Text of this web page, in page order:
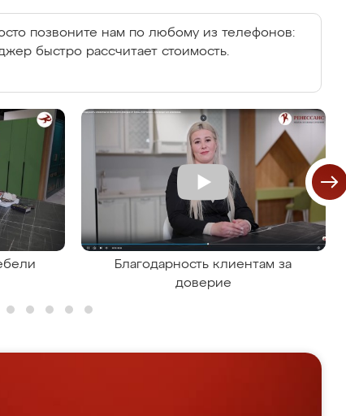
позвоните нам по любому из телефонов:
быстро рассчитает стоимость.
Благодарность клиентам за
доверие